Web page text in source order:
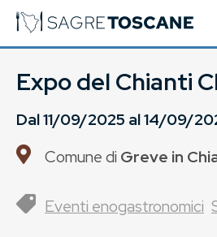
Expo del Chianti
Dal11/09/2025 al14/09/
Comune di Greve in
Eventi enogastronomici